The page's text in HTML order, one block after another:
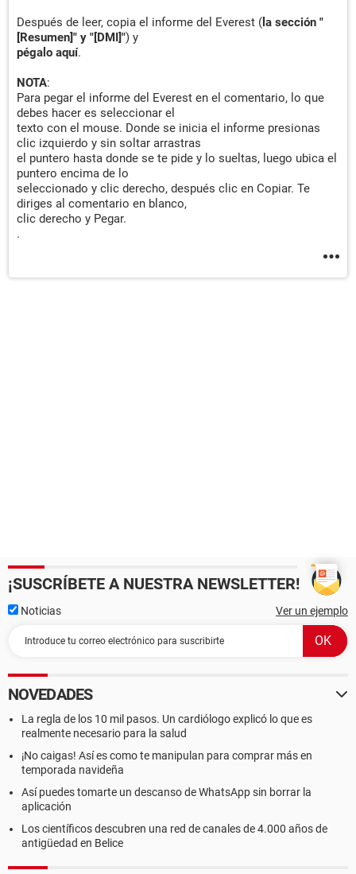
Después de leer, copia el informe del Everest ( la sección "
[Resumen]" y "[DMI]") y
pégalo aquí.
NOTA:
Para pegar el informe del Everest en el comentario, lo que
debes hacer es seleccionar el
texto con el mouse. Donde se inicia el informe presionas
clic izquierdo y sin soltar arrastras
el puntero hasta donde se te pide y lo sueltas, luego ubica el
puntero encima de lo
seleccionado y clic derecho, después clic en Copiar. Te
diriges al comentario en blanco,
clic derecho y Pegar.
.
¡SUSCRÍBETE A NUESTRA NEWSLETTER!
Noticias Ver un ejemplo
NOVEDADES
La regla de los 10 mil pasos. Un cardiólogo explicó lo que es
realmente necesario para la salud
¡No caigas! Así es como te manipulan para comprar más en
temporada navideña
Así puedes tomarte un descanso de WhatsApp sin borrar la
aplicación
Los científicos descubren una red de canales de 4.000 años de
antigüedad en Belice